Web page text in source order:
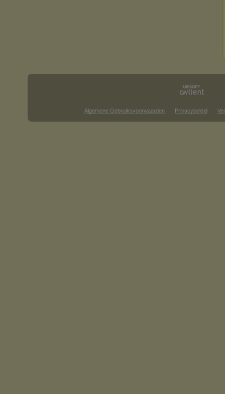
Algemene Gebruiksvoorwaarden Privacybeleid